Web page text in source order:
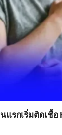
รกเริ่มติดเชื้อ